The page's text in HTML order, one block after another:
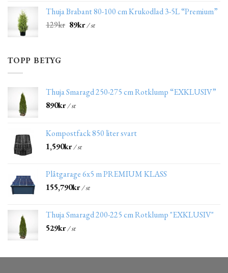
Thuja Brabant 80-100 cm Krukodlad 3-5L “Premium”
129kr 89kr/ st
TOPP BETYG
Thuja Smaragd 250-275 cm Rotklump “EXKLUSIV”
890kr/ st
Kompostfack 850 liter svart
1,590kr/ st
Plåtgarage 6x5 m PREMIUM KLASS
155,790kr/ st
Thuja Smaragd 200-225 cm Rotklump "EXKLUSIV"
529kr/ st